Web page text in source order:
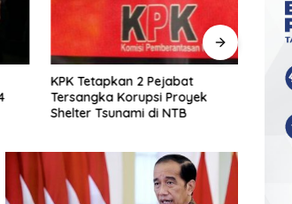
Bareskrim Bongkar Lab
Rahasia Narkoba di Malang, 1,2
Ton Ganja Sinte Disita